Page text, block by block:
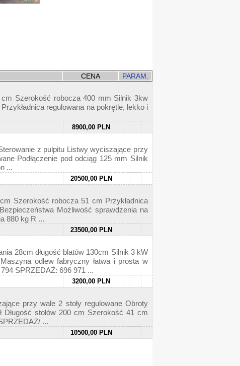
CENA PARAM.
cm Szerokość robocza 400 mm Silnik 3kw
regulowana na pokrętle, lekko i
8900,00 PLN
z pulpitu Listwy wyciszające przy
Podłączenie pod odciąg 125 mm Silnik
...
20500,00 PLN
Szerokość robocza 51 cm Przykładnica
Możliwość sprawdzenia na
880 kg R ...
23500,00 PLN
28cm długość blatów 130cm Silnik 3 kW
odlew fabryczny łatwa i prosta w
SPRZEDAŻ: 696 971 ...
3200,00 PLN
przy wale 2 stoły regulowane Obroty
stołów 200 cm Szerokość 41 cm
...
10500,00 PLN